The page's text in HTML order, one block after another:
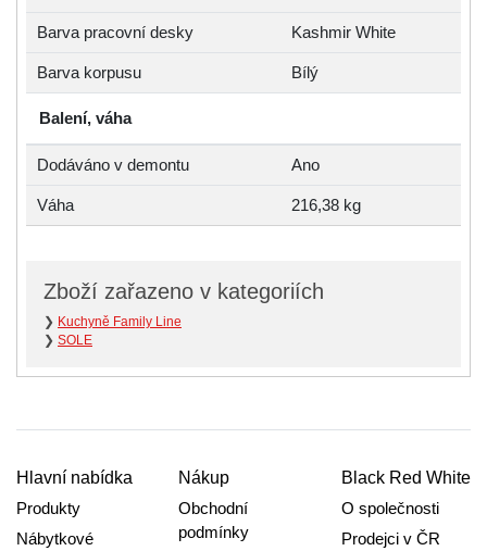
Barva pracovní desky Kashmir White
Barva korpusu Bílý
Balení, váha
Dodáváno v demontu Ano
Váha 216,38 kg
Zboží zařazeno v kategoriích
❯ Kuchyně Family Line
❯ SOLE
Hlavní nabídka
Produkty
Nábytkové
Nákup
Obchodní
podmínky
Black Red White
O společnosti
Prodejci v ČR